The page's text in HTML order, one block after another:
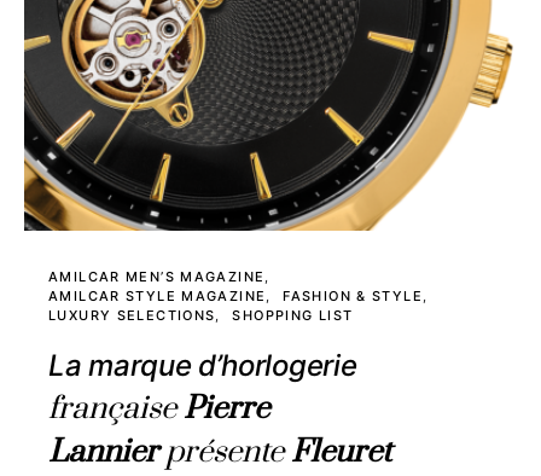
AMILCAR MEN’S MAGAZINE
AMILCAR STYLE MAGAZINE
FASHION & STYLE
LUXURY SELECTIONS
SHOPPING LIST
La marque d’horlogerie
françaisePierre
LannierprésenteFleuret